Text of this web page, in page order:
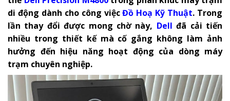
di động dành cho công việcĐồ Hoạ Kỹ Thuật. Trong
lần thay đổi được mong chờ này, Dell đã cải tiến
nhiều trong thiết kế mà cố gắng không làm ảnh
hưởng đến hiệu năng hoạt động của dòng máy
trạm chuyên nghiệp.